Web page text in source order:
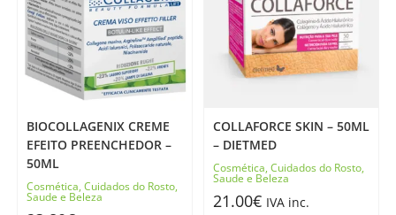
BIOCOLLAGENIX CREME
EFEITO PREENCHEDOR –
50ML
Cosmética, Cuidados do Rosto,
Saude e Beleza
COLLAFORCE SKIN – 50ML
– DIETMED
Cosmética,Cuidados do Rosto,
Saude e Beleza
21.00€ IVA inc.